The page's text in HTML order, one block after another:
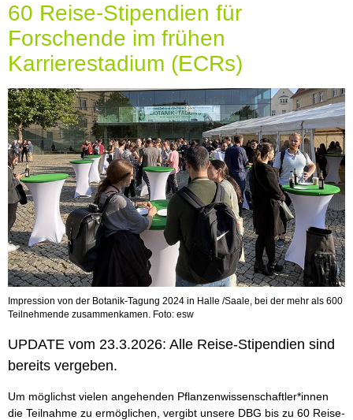
60 Reise-Stipendien für
Forschende im frühen
Karrierestadium (ECRs)
Impression von der Botanik-Tagung 2024 in Halle /Saale, bei der mehr als 600
Teilnehmende zusammenkamen. Foto: esw
UPDATE vom 23.3.2026: Alle Reise-Stipendien sind
bereits vergeben.
Um möglichst vielen angehenden Pflanzenwissenschaftler*innen
die Teilnahme zu ermöglichen, vergibt unsere DBG bis zu 60 Reise-